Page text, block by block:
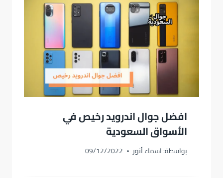
افضل جوال اندرويد رخيص في
الأسواق السعودية
بواسطة:اسماء أنور 09/12/2022